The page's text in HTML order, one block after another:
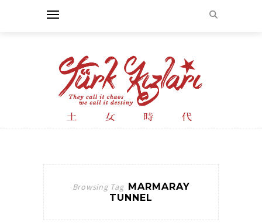
Browsing Tag MARMARAY
TUNNEL